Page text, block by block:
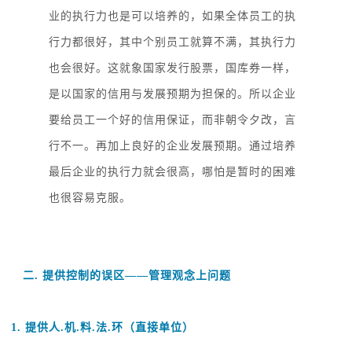
业的执行力也是可以培养的，如果全体员工的执
行力都很好，其中个别员工就算不满，其执行力
也会很好。这就象国家发行股票，国库券一样，
是以国家的信用与发展预期为担保的。所以企业
要给员工一个好的信用保证，而非朝令夕改，言
行不一。再加上良好的企业发展预期。通过培养
最后企业的执行力就会很高，哪怕是暂时的困难
也很容易克服。
二. 提供控制的误区——管理观念上问题
1. 提供人.机.料.法.环（直接单位）